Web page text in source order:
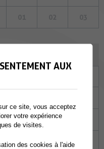
08 09
15 16
AUX
ce site, vous acceptez
votre expérience
de visites.
des cookies à l'aide